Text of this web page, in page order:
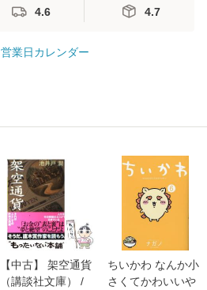
4.6 4.7
営業日カレンダー
【中古】 架空通貨
（講談社文庫） /
ちいかわ なんか小
さくてかわいいや